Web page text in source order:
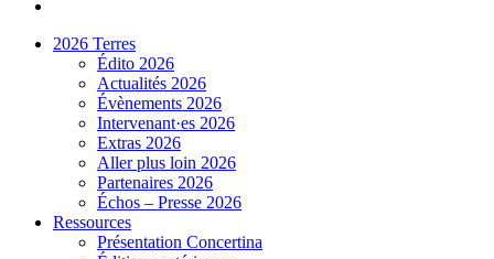
2026 Terres
Édito 2026
Actualités 2026
Évènements 2026
Intervenant·es 2026
Extras 2026
Aller plus loin 2026
Partenaires 2026
Échos – Presse 2026
Ressources
Présentation Concertina